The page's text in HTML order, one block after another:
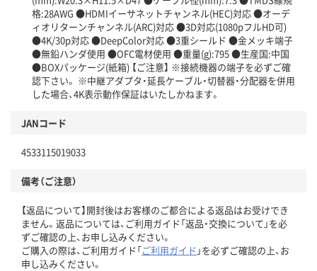
格:28AWG ●HDMIイーサネットチャンネル(HEC)対応 ●オーデ
ィオリターンチャンネル(ARC)対応 ●3D対応(1080pフルHD可)
●4K/30p対応 ●DeepColor対応 ●3重シールド ●金メッキ端子
●無鉛ハンダ使用 ●OFC電材使用 ●重量(g):795 ●生産国:中国
●BOXパッケージ(紙箱) 【ご注意】 ※接続機器の端子を必ずご確
認下さい。 ※中継アダプタ・延長ケーブル・切替器・分配器を併用
した場合、4K表示動作保証はいたしかねます。
JANコード
4533115019033
備考（ご注意）
【返品について】開封後はお客様のご都合による返品はお受けでき
ません。返品については、ご利用ガイド「返品・交換について」を必
ずご確認の上、お申し込みください。
ご購入の際は、ご利用ガイド「ご利用ガイド 」を必ずご確認の上、お
申し込みください。